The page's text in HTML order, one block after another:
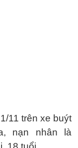
11 trên xe buýt
nạn nhân là